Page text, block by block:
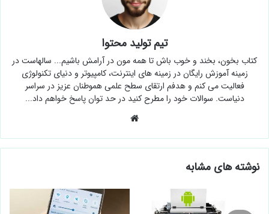
تیم تولید محتوا
کتاب بخون، بخند و خوب باش تا همه مون در آرامش باشیم... سالهاست در
زمینه آموزش رایگان در زمینه های اینترنت، کامپیوتر و دنیای تکنولوژی
فعالیت می کنم و هدفم ارتقای سطح علمی هموطنان عزیز در سراسر
دنیاست. سوالات خود را مطرح کنید در حد توان پاسخ خواهم داد...
نوشته های مشابه